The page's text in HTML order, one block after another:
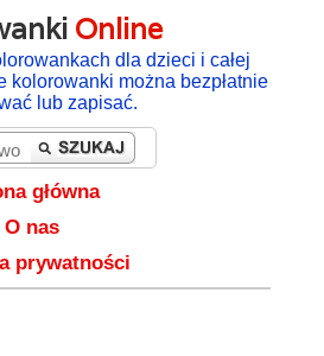
Online
dla dzieci i całej
kolorowanki można bezpłatnie
lub zapisać.
główna
O nas
prywatności